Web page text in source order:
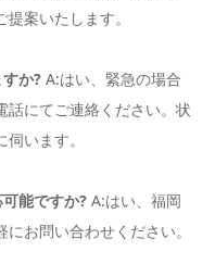
案いたします。
か? A:はい、緊急の場合
話にてご連絡ください。状
います。
能ですか? A:はい、福岡
お問い合わせください。